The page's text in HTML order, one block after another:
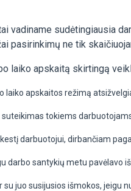
vadiname sudėtingiausia
pasirinkimų ne tik
laiko apskaitą skirtingą
laiko apskaitos režimą
tokiems
darbuotojui, dirbančiam
darbo santykių metu pavėlavo
juo susijusios išmokos, jeigu